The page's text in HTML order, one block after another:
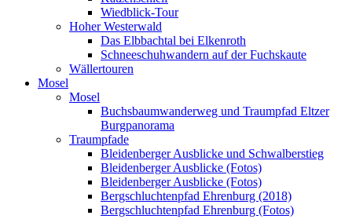
Wiedblick-Tour
Hoher Westerwald
Das Elbbachtal bei Elkenroth
Schneeschuhwandern auf der Fuchskaute
Wällertouren
Mosel
Mosel
Buchsbaumwanderweg und Traumpfad Eltzer
Burgpanorama
Traumpfade
Bleidenberger Ausblicke und Schwalberstieg
Bleidenberger Ausblicke (Fotos)
Bleidenberger Ausblicke (Fotos)
Bergschluchtenpfad Ehrenburg (2018)
Bergschluchtenpfad Ehrenburg (Fotos)